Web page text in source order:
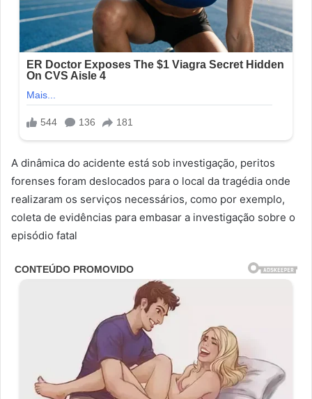
A dinâmica do acidente está sob investigação, peritos
forenses foram deslocados para o local da tragédia onde
realizaram os serviços necessários, como por exemplo,
coleta de evidências para embasar a investigação sobre o
episódio fatal